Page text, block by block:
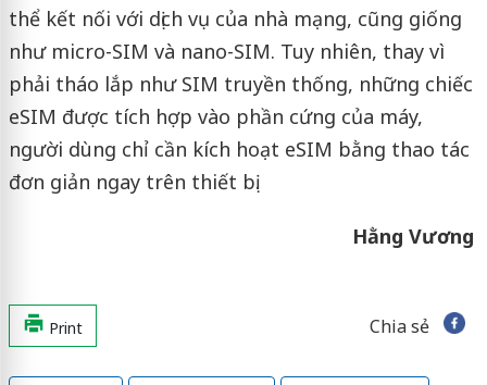
thể kết nối với dịch vụ của nhà mạng, cũng giống
như micro-SIM và nano-SIM. Tuy nhiên, thay vì
phải tháo lắp như SIM truyền thống, những chiếc
eSIM được tích hợp vào phần cứng của máy,
người dùng chỉ cần kích hoạt eSIM bằng thao tác
đơn giản ngay trên thiết bị.
Hằng Vương
Print Chia sẻ